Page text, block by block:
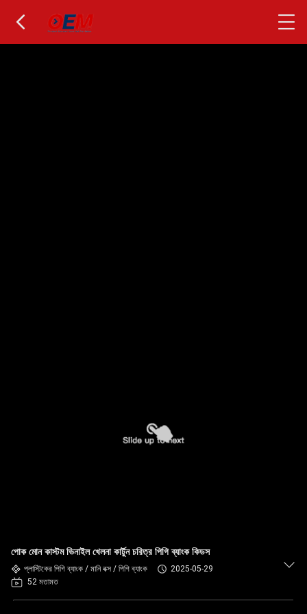
পোক মোন কাস্টম ভিনাইল খেলনা কার্টুন চরিত্র পিগি ব্যাংক কিডস
প্লাস্টিকের পিগি ব্যাংক / মানি বক্স / পিগি ব্যাংক
2025-05-29
52 মতামত